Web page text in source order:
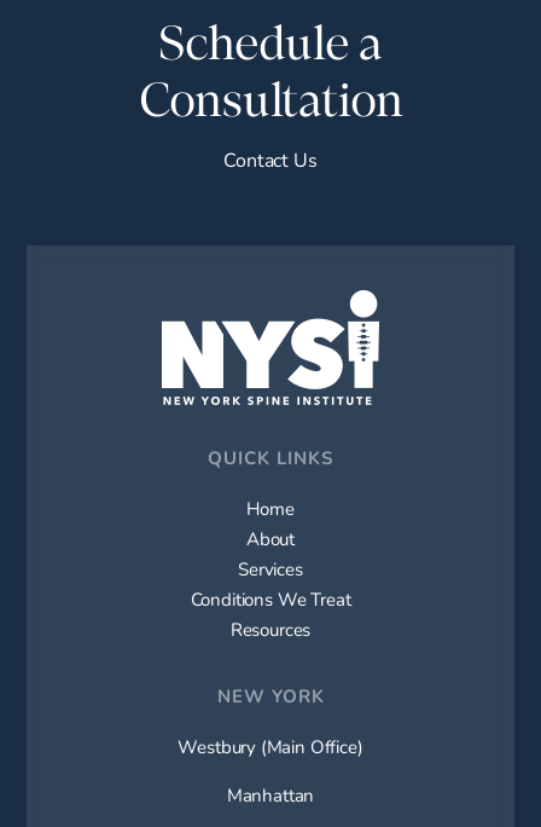
Schedule a
Consultation
Contact Us
QUICK LINKS
Home
About
Services
Conditions We Treat
Resources
NEW YORK
Westbury (Main Office)
Manhattan